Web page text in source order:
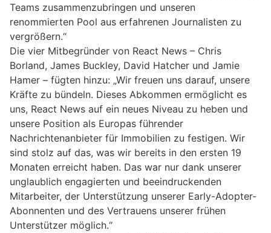
Teams zusammenzubringen und unseren
renommierten Pool aus erfahrenen Journalisten zu
vergrößern.“
Die vier Mitbegründer von React News – Chris
Borland, James Buckley, David Hatcher und Jamie
Hamer – fügten hinzu: „Wir freuen uns darauf, unsere
Kräfte zu bündeln. Dieses Abkommen ermöglicht es
uns, React News auf ein neues Niveau zu heben und
unsere Position als Europas führender
Nachrichtenanbieter für Immobilien zu festigen. Wir
sind stolz auf das, was wir bereits in den ersten 19
Monaten erreicht haben. Das war nur dank unserer
unglaublich engagierten und beeindruckenden
Mitarbeiter, der Unterstützung unserer Early-Adopter-
Abonnenten und des Vertrauens unserer frühen
Unterstützer möglich.“